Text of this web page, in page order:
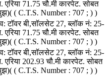
71.75 चौ.मी कारपेट. सोबत
युझ)( ( C.T.S. Number : 707 ; ) )
टॉवर बी,सॉलसेट 27, ब्लॉक नं: 25-
71.75 चौ.मी कारपेट. सोबत
युझ)( ( C.T.S. Number : 707 ; ) )
टॉवर बी,सॉलसेट 27, ब्लॉक नं: 25-
202.93 चौ.मी कारपेट. सोबत
युझ)( ( C.T.S. Number : 707 ; ) )